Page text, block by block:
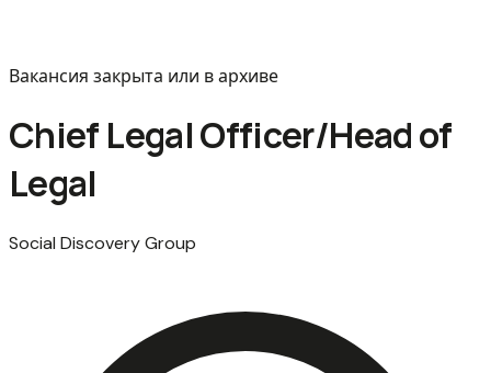
Вакансия закрыта или в архиве
Chief Legal Officer/Head of
Legal
Social Discovery Group